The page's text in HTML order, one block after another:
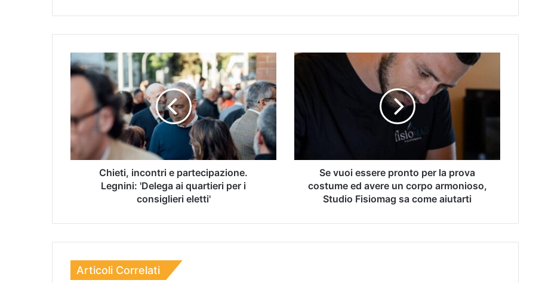
Chieti, incontri e partecipazione.
Legnini: 'Delega ai quartieri per i
consiglieri eletti'
Se vuoi essere pronto per la prova
costume ed avere un corpo armonioso,
Studio Fisiomag sa come aiutarti
Articoli Correlati